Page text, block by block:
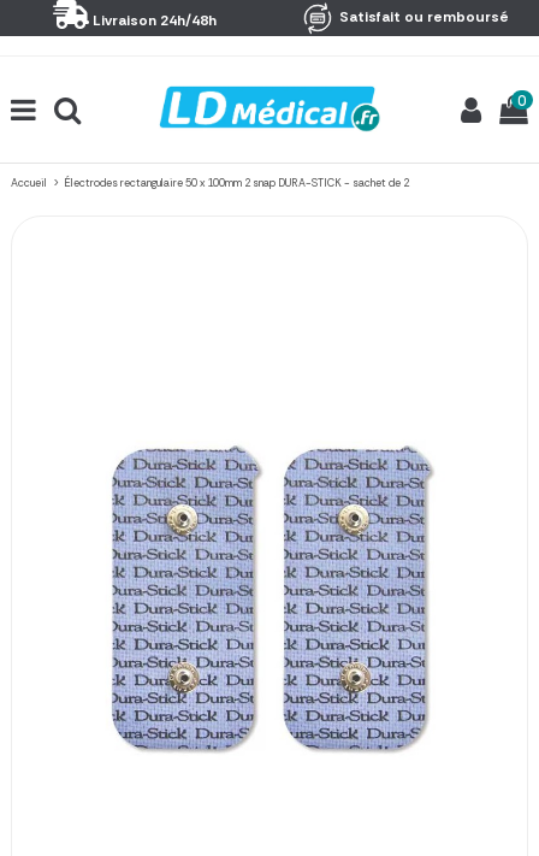
Livraison 24h/48h Satisfait ou remboursé
0
Accueil Électrodes rectangulaire 50 x 100mm 2 snap DURA-STICK - sachet de 2
Panneau de gestion des cookies